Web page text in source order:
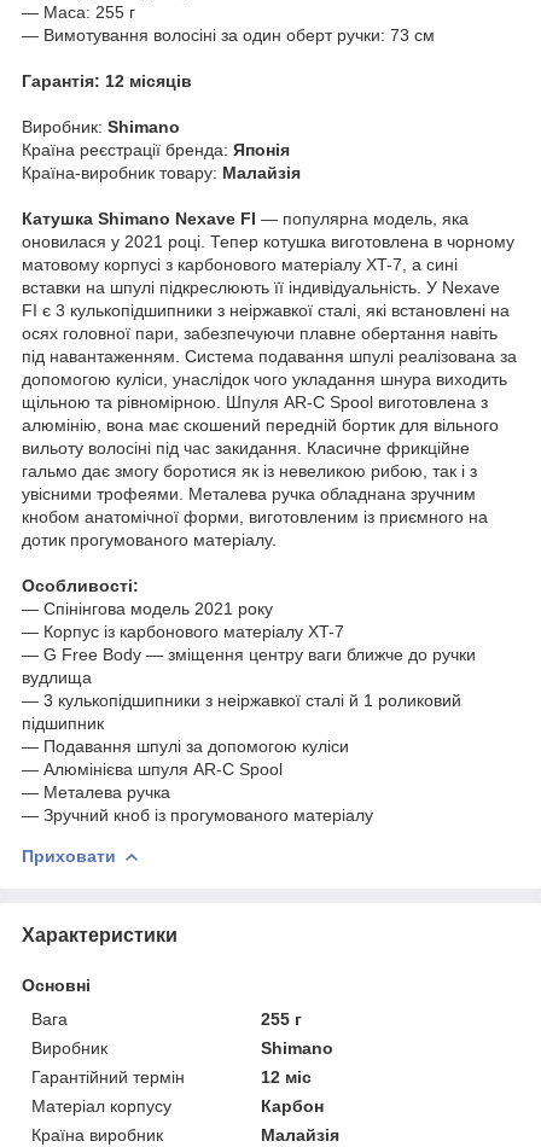
— Маса: 255 г
— Вимотування волосіні за один оберт ручки: 73 см
Гарантія: 12 місяців
Виробник: Shimano
Країна реєстрації бренда: Японія
Країна-виробник товару: Малайзія
Катушка Shimano Nexave FI — популярна модель, яка
оновилася у 2021 році. Тепер котушка виготовлена в чорному
матовому корпусі з карбонового матеріалу XT-7, а сині
вставки на шпулі підкреслюють її індивідуальність. У Nexave
FI є 3 кулькопідшипники з неіржавкої сталі, які встановлені на
осях головної пари, забезпечуючи плавне обертання навіть
під навантаженням. Система подавання шпулі реалізована за
допомогою куліси, унаслідок чого укладання шнура виходить
щільною та рівномірною. Шпуля AR-C Spool виготовлена з
алюмінію, вона має скошений передній бортик для вільного
вильоту волосіні під час закидання. Класичне фрикційне
гальмо дає змогу боротися як із невеликою рибою, так і з
увісними трофеями. Металева ручка обладнана зручним
кнобом анатомічної форми, виготовленим із приємного на
дотик прогумованого матеріалу.
Особливості:
— Спінінгова модель 2021 року
— Корпус із карбонового матеріалу XT-7
— G Free Body — зміщення центру ваги ближче до ручки
вудлища
— 3 кулькопідшипники з неіржавкої сталі й 1 роликовий
підшипник
— Подавання шпулі за допомогою куліси
— Алюмінієва шпуля AR-C Spool
— Металева ручка
— Зручний кноб із прогумованого матеріалу
Приховати
Характеристики
Основні
Вага
255 г
Виробник
Shimano
Гарантійний термін
12 міс
Матеріал корпусу
Карбон
Країна виробник
Малайзія